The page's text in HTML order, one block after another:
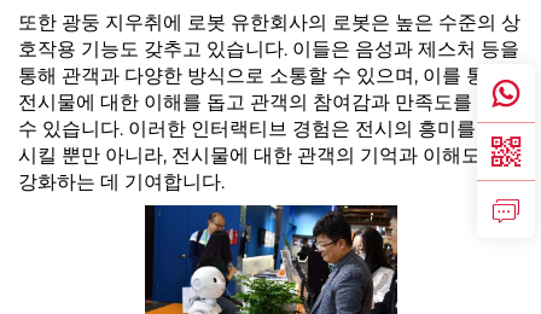
또한 광둥 지우취에 로봇 유한회사의 로봇은 높은 수준의 상
호작용 기능도 갖추고 있습니다. 이들은 음성과 제스처 등을
통해 관객과 다양한 방식으로 소통할 수 있으며, 이를 통해
전시물에 대한 이해를 돕고 관객의 참여감과 만족도를 높일
수 있습니다. 이러한 인터랙티브 경험은 전시의 흥미를 증진
시킬 뿐만 아니라, 전시물에 대한 관객의 기억과 이해도를
강화하는 데 기여합니다.